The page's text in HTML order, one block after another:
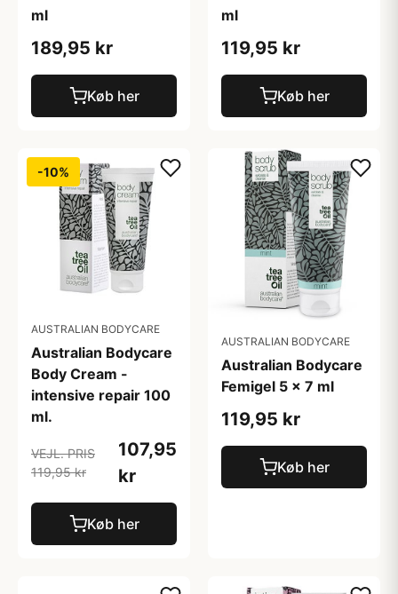
ml
189,95 kr
Køb her
ml
119,95 kr
Køb her
-10%
AUSTRALIAN BODYCARE
Australian Bodycare
Body Cream -
intensive repair 100
ml.
VEJL. PRIS
119,95 kr
107,95
kr
Køb her
AUSTRALIAN BODYCARE
Australian Bodycare
Femigel 5 x 7 ml
119,95 kr
Køb her